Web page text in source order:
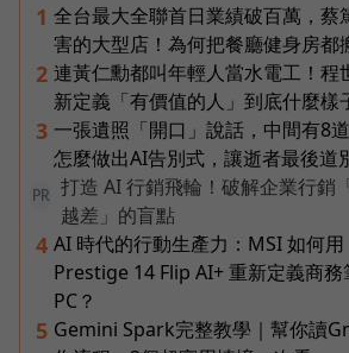
1 全台最大全聯首日業績破百萬，蔡
害的大型店！為何把餐廳健身房都
2 連黃仁勳都叫年輕人當水電工！程
新定義「有價值的人」到底什麼樣
3 一張遺照「開口」說話，中間有8
怎麼做出AI告別式，讓逝者最後道
PR
打造 AI 行銷飛輪！破解企業行銷
越差」的盲點
4 AI 時代的行動生產力：MSI 如何
Prestige 14 Flip AI+ 重新定義商
PC？
5 Gemini Spark完整教學｜幫你讀